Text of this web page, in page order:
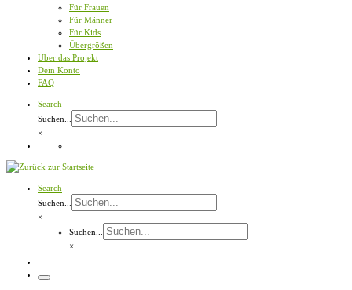
Für Frauen
Für Männer
Für Kids
Übergrößen
Über das Projekt
Dein Konto
FAQ
Search
Suchen...
×
Search
Suchen...
×
Suchen...
×
Menü